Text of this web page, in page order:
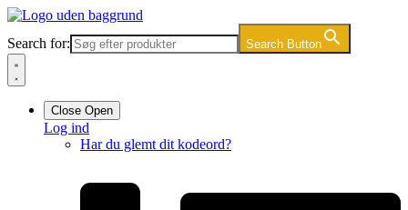
Videre
indhold
Search for: Search Button
Close Open
Log ind
Har du glemt dit kodeord?